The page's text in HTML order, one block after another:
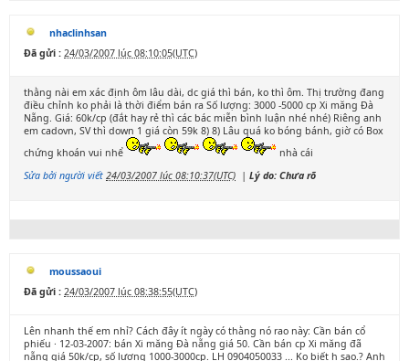
nhaclinhsan
Đã gửi : 24/03/2007 lúc 08:10:05(UTC)
thằng nài em xác định ôm lâu dài, dc giá thì bán, ko thì ôm. Thị trường đang
điều chỉnh ko phải là thời điểm bán ra Số lượng: 3000 -5000 cp Xi măng Đà
Nẵng. Giá: 60k/cp (đắt hay rẻ thì các bác miễn bình luận nhé nhé) Riêng anh
em cadovn, SV thì down 1 giá còn 59k 8) 8) Lâu quá ko bóng bánh, giờ có Box
chứng khoán vui nhể
nhà cái
Sửa bởi người viết 24/03/2007 lúc 08:10:37(UTC) | Lý do: Chưa rõ
moussaoui
Đã gửi : 24/03/2007 lúc 08:38:55(UTC)
Lên nhanh thế em nhỉ? Cách đây ít ngày có thằng nó rao này: Cần bán cổ
phiếu · 12-03-2007: bán Xi măng Đà nẵng giá 50. Cần bán cp Xi măng đã
nẵng giá 50k/cp, số lượng 1000-3000cp. LH 0904050033 ... Ko biết h sao.? Anh